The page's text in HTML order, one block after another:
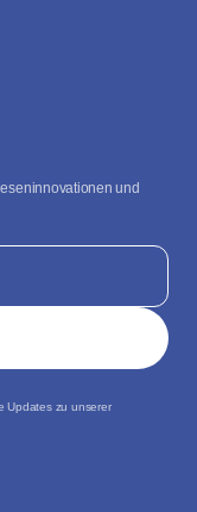
und
Updates zu unserer